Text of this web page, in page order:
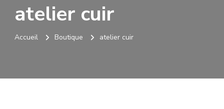
atelier cuir
Accueil Boutique atelier cuir